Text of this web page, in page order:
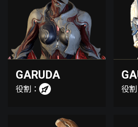
GARUDA
役割： 役割